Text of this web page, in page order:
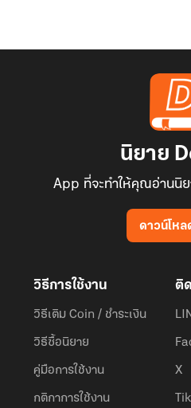
นิยาย
App ที่จะทำให้คุณอ่านนิ
ดาวน์โหล
วิธีการใช้งาน
วิธีเติม Coin / ชำระเงิน
วิธีซื้อนิยาย
คู่มือการใช้งาน
กติกาการใช้งาน
ติ
X